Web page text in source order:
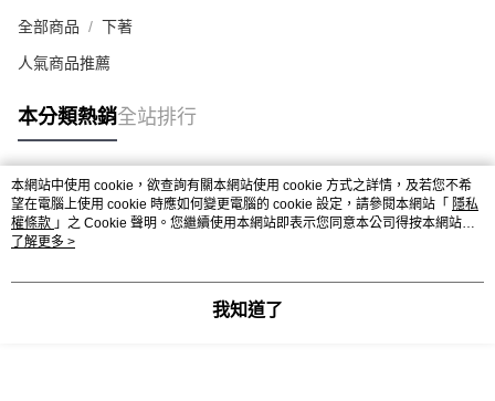
全部商品 下著
人氣商品推薦
本分類熱銷全站排行
熱門標籤
本網站中使用 cookie，欲查詢有關本網站使用 cookie 方式之詳情，及若您不希
望在電腦上使用 cookie 時應如何變更電腦的 cookie 設定，請參閱本網站「 隱私
權條款 」之 Cookie 聲明。您繼續使用本網站即表示您同意本公司得按本網站使
用條款之 Cookie 聲明使用 cookie。
了解更多 >
我知道了